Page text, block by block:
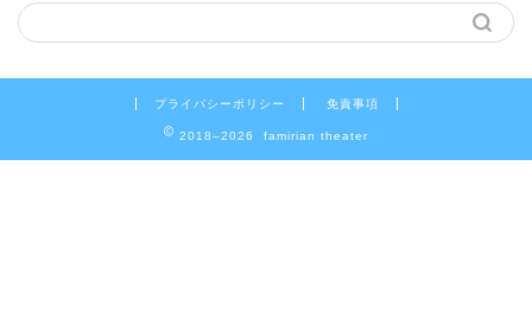
プライバシーポリシー 免責事項
2018–2026 famirian theater